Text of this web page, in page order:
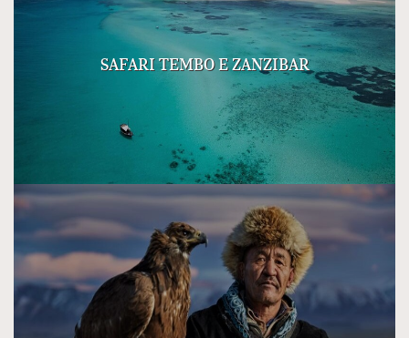
SAFARI TEMBO E ZANZIBAR